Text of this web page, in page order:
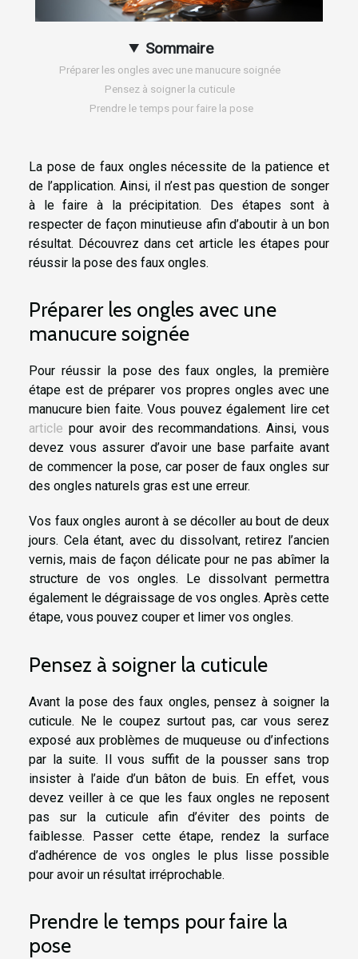
Sommaire
Préparer les ongles avec une manucure soignée
Pensez à soigner la cuticule
Prendre le temps pour faire la pose
La pose de faux ongles nécessite de la patience et
de l’application. Ainsi, il n’est pas question de songer
à le faire à la précipitation. Des étapes sont à
respecter de façon minutieuse afin d’aboutir à un bon
résultat. Découvrez dans cet article les étapes pour
réussir la pose des faux ongles.
Préparer les ongles avec une
manucure soignée
Pour réussir la pose des faux ongles, la première
étape est de préparer vos propres ongles avec une
manucure bien faite. Vous pouvez également lire cet
article pour avoir des recommandations. Ainsi, vous
devez vous assurer d’avoir une base parfaite avant
de commencer la pose, car poser de faux ongles sur
des ongles naturels gras est une erreur.
Vos faux ongles auront à se décoller au bout de deux
jours. Cela étant, avec du dissolvant, retirez l’ancien
vernis, mais de façon délicate pour ne pas abîmer la
structure de vos ongles. Le dissolvant permettra
également le dégraissage de vos ongles. Après cette
étape, vous pouvez couper et limer vos ongles.
Pensez à soigner la cuticule
Avant la pose des faux ongles, pensez à soigner la
cuticule. Ne le coupez surtout pas, car vous serez
exposé aux problèmes de muqueuse ou d’infections
par la suite. Il vous suffit de la pousser sans trop
insister à l’aide d’un bâton de buis. En effet, vous
devez veiller à ce que les faux ongles ne reposent
pas sur la cuticule afin d’éviter des points de
faiblesse. Passer cette étape, rendez la surface
d’adhérence de vos ongles le plus lisse possible
pour avoir un résultat irréprochable.
Prendre le temps pour faire la
pose